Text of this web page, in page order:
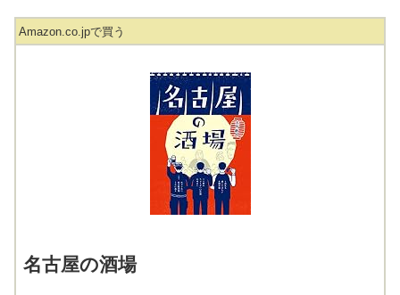
Amazon.co.jpで買う
名古屋の酒場